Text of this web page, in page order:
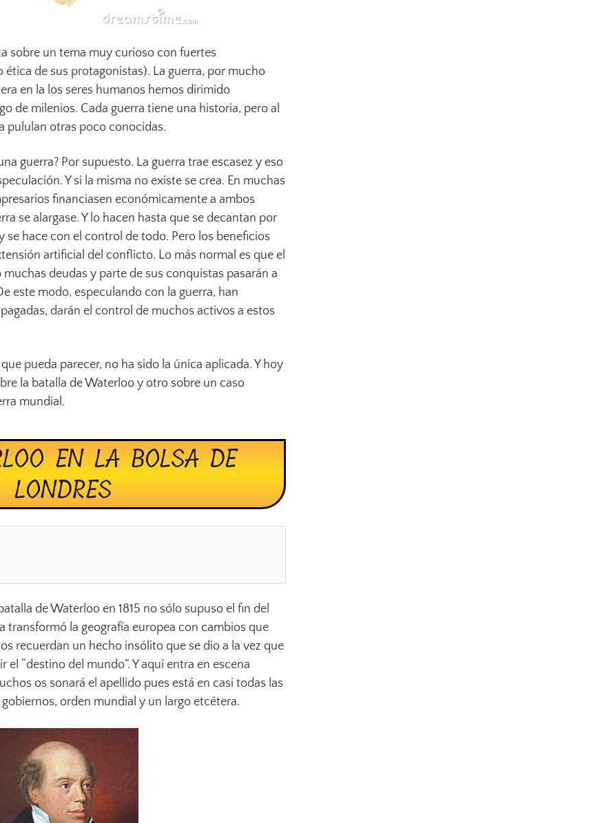
sobre un tema muy curioso con fuertes
ética de sus protagonistas). La guerra, por mucho
en la los seres humanos hemos dirimido
de milenios. Cada guerra tiene una historia, pero al
pululan otras poco conocidas.
guerra? Por supuesto. La guerra trae escasez y eso
Y si la misma no existe se crea. En muchas
financiasen económicamente a ambos
se alargase. Y lo hacen hasta que se decantan por
se hace con el control de todo. Pero los beneficios
artificial del conflicto. Lo más normal es que el
deudas y parte de sus conquistas pasarán a
este modo, especulando con la guerra, han
darán el control de muchos activos a estos
pueda parecer, no ha sido la única aplicada. Y hoy
la batalla de Waterloo y otro sobre un caso
mundial.
EN LA BOLSA DE
LONDRES
de Waterloo en 1815 no sólo supuso el fin del
transformó la geografía europea con cambios que
recuerdan un hecho insólito que se dio a la vez que
el “destino del mundo”. Y aquí entra en escena
os sonará el apellido pues está en casi todas las
orden mundial y un largo etcétera.